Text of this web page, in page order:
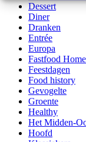
Dessert
Diner
Dranken
Entrée
Europa
Fastfood
Feestdagen
Food history
Gevogelte
Groente
Healthy
Het Midden-
Hoofd